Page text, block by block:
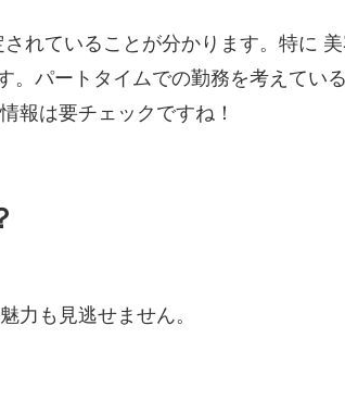
れていることが分かります。特に
パートタイムでの勤務を考えている
報は要チェックですね！
力も見逃せません。